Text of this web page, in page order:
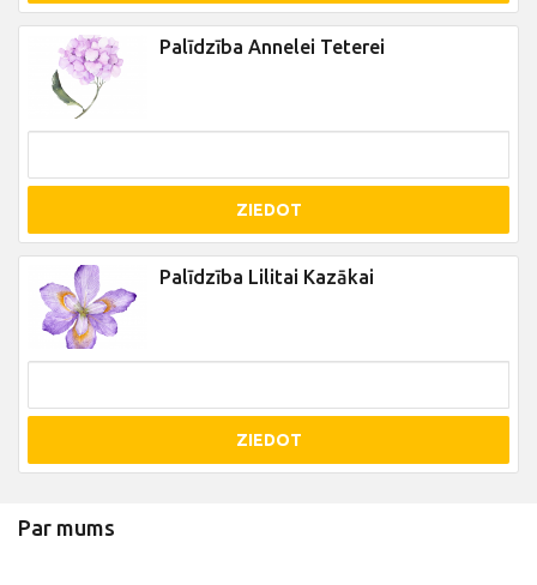
Palīdzība Annelei Teterei
ZIEDOT
Palīdzība Lilitai Kazākai
ZIEDOT
Par mums